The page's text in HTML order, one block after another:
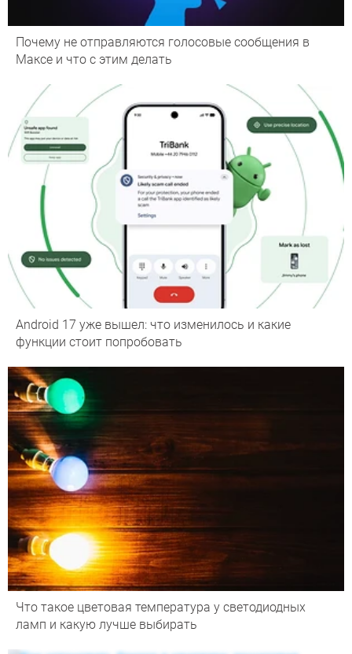
Почему не отправляются голосовые сообщения в
Максе и что с этим делать
Android 17 уже вышел: что изменилось и какие
функции стоит попробовать
Что такое цветовая температура у светодиодных
ламп и какую лучше выбирать